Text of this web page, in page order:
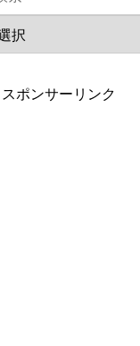
スポンサーリンク